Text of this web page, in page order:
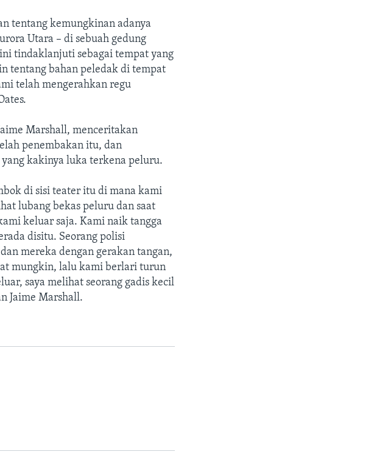
tentang kemungkinan adanya
Utara – di sebuah gedung
tindaklanjuti sebagai tempat yang
tentang bahan peledak di tempat
telah mengerahkan regu
Marshall, menceritakan
penembakan itu, dan
kakinya luka terkena peluru.
di sisi teater itu di mana kami
lubang bekas peluru dan saat
keluar saja. Kami naik tangga
disitu. Seorang polisi
mereka dengan gerakan tangan,
mungkin, lalu kami berlari turun
saya melihat seorang gadis kecil
Jaime Marshall.